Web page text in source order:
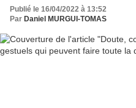
Publié le 16/04/2022 à 13:52
Par Daniel MURGUI-TOMAS